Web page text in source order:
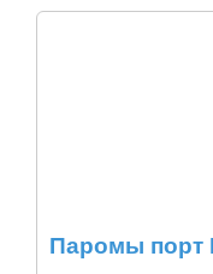
Паромы порт